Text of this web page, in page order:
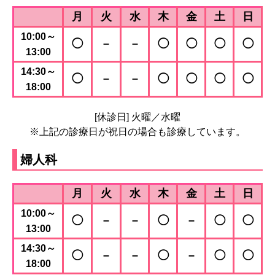
月 火 水 木 金 土 日
10:00～
13:00
◯ – – ◯ ◯ ◯ ◯
14:30～
18:00
◯ – – ◯ ◯ ◯ ◯
[休診日] 火曜／水曜
※上記の診療日が祝日の場合も診療しています。
婦人科
月 火 水 木 金 土 日
10:00～
13:00
◯ – – ◯ – ◯ ◯
14:30～
18:00
◯ – – ◯ – ◯ ◯